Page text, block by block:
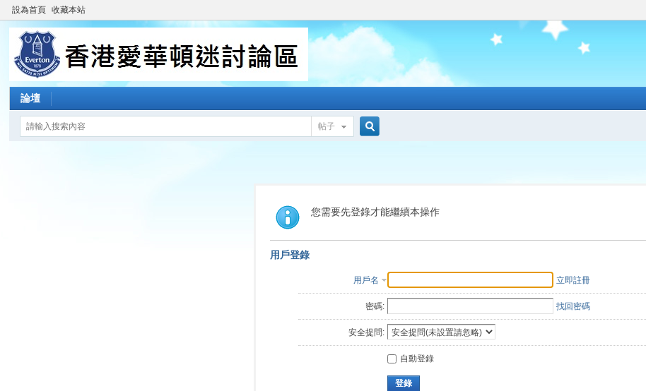
設為首頁 收藏本站
論壇
帖子
索
您需要先登錄才能繼續本操作
用戶登錄
用戶名 立即註冊
密碼: 找回密碼
安全提問:
自動登錄
登錄